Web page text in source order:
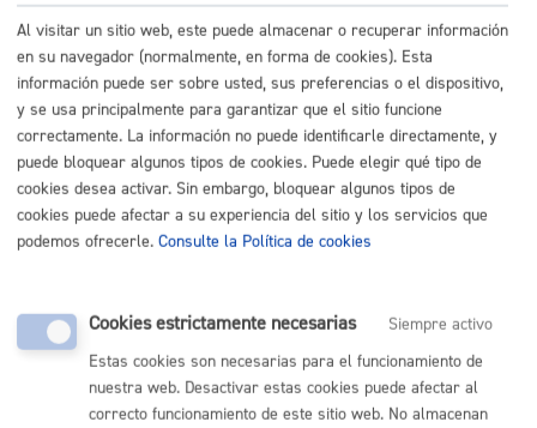
Reglamento
Acción Social
Bienestar Social
Tercera Edad
Viviendas Sociales Y De Acogida
Cultura Y Deportes
Hacienda Local
Juventud, Educación, Cooperación Y Derechos
Mantenimiento Y Servicios
Movilidad Y Vías Públicas
Organización Municipal
Al visitar un sitio web, este puede almacenar o recuperar información
en su navegador (normalmente, en forma de cookies). Esta
información puede ser sobre usted, sus preferencias o el dispositivo,
y se usa principalmente para garantizar que el sitio funcione
correctamente. La información no puede identificarle directamente, y
puede bloquear algunos tipos de cookies. Puede elegir qué tipo de
cookies desea activar. Sin embargo, bloquear algunos tipos de
cookies puede afectar a su experiencia del sitio y los servicios que
podemos ofrecerle. Consulte la Política de cookies
Cookies estrictamente necesarias
Siempre activo
Estas cookies son necesarias para el funcionamiento de
nuestra web. Desactivar estas cookies puede afectar al
correcto funcionamiento de este sitio web. No almacenan